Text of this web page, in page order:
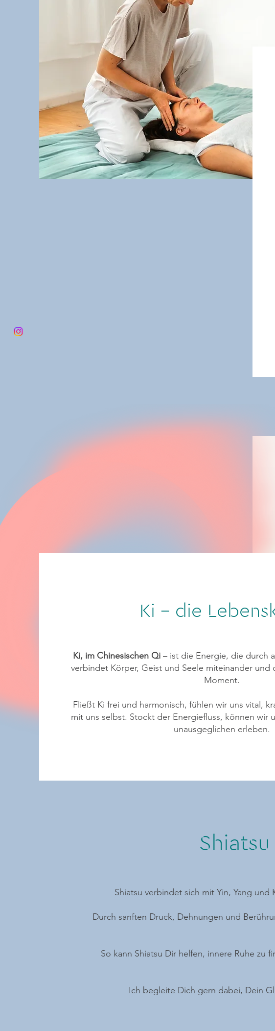
Ki – die
Ki, im Chinesischen Qi – ist die Energie, die durch
verbindet Körper, Geist und Seele miteinander und
Moment.
Fließt Ki frei und harmonisch, fühlen wir uns vital,
mit uns selbst. Stockt der Energiefluss, können wir
unausgeglichen erleben.
Shiatsu verbindet sich mit Yin, Yang
Durch sanften Druck, Dehnungen und
So kann Shiatsu Dir helfen, innere Ruhe zu
Ich begleite Dich gern dabei, Dein